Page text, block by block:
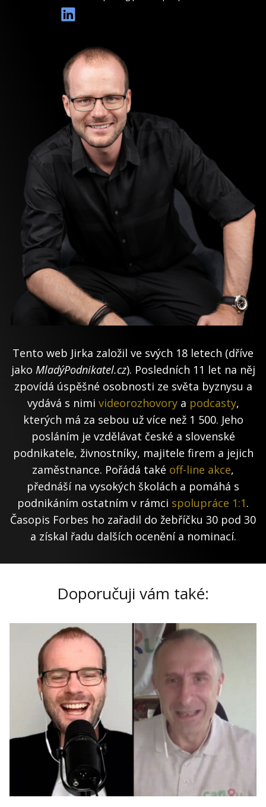
Tento web Jirka založil ve svých 18 letech (dříve
jako MladýPodnikatel.cz). Posledních 11 let na něj
zpovídá úspěšné osobnosti ze světa byznysu a
vydává s nimi videorozhovorya podcasty,
kterých má za sebou už více než 1 500. Jeho
posláním je vzdělávat české a slovenské
podnikatele, živnostníky, majitele firem a jejich
zaměstnance. Pořádá také off-line akce,
přednáší na vysokých školách a pomáhá s
podnikáním ostatním v rámci spolupráce 1:1.
Časopis Forbes ho zařadil do žebříčku 30 pod 30
a získal řadu dalších ocenění a nominací.
Doporučuji vám také: